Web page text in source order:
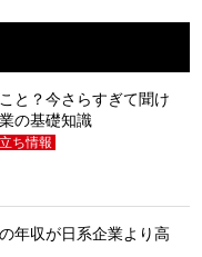
と？今さらすぎて聞け
の基礎知識
ち情報
年収が日系企業より高